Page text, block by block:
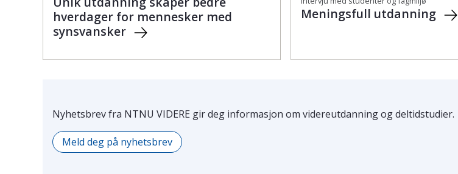
hverdager for mennesker med
synsvansker
Meningsfull utdanning
Nyhetsbrev fra NTNU VIDERE gir deg informasjon om videreutdanning og deltidstudier.
Meld deg på nyhetsbrev